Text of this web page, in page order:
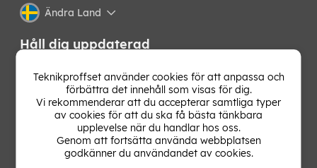
Ändra Land
Håll dig uppdaterad
Få de senaste nyheterna, hetaste erbjudandena och
bästa tipsen från oss direkt i din mejlkorg. Signa upp på
vårt nyhetsbrev!
Teknikproffset använder cookies för att anpassa och
förbättra det innehåll som visas för dig.
Vi rekommenderar att du accepterar samtliga typer
av cookies för att du ska få bästa tänkbara
upplevelse när du handlar hos oss.
Genom att fortsätta använda webbplatsen
godkänner du användandet av cookies.